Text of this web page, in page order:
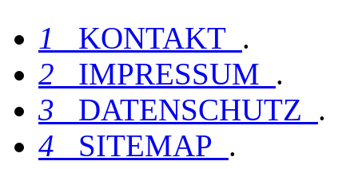
1 KONTAKT .
2
IMPRESSUM .
3
DATENSCHUTZ .
4
SITEMAP .